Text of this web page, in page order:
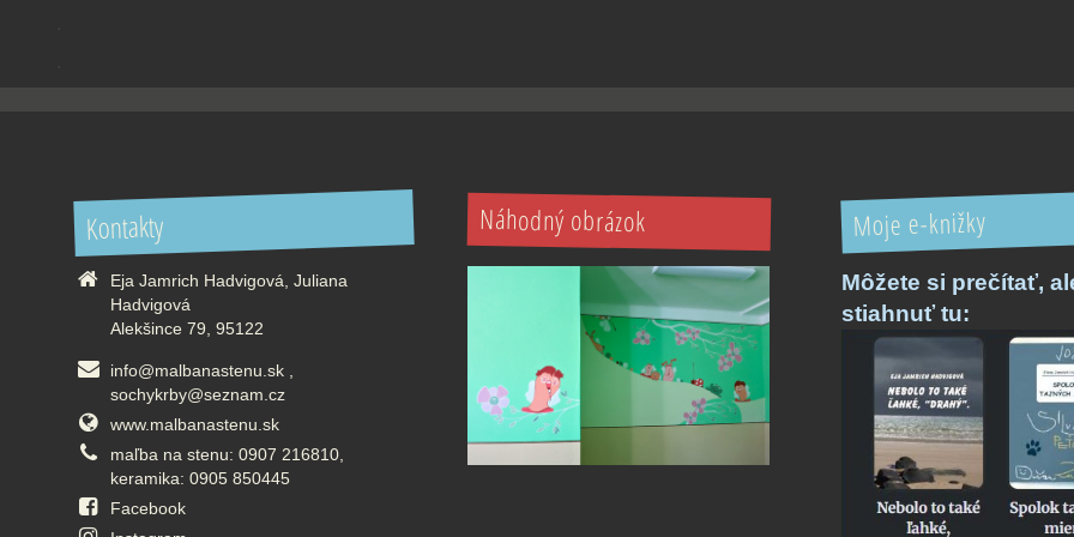
Kontakty
Eja Jamrich Hadvigová, Juliana
Hadvigová
Alekšince 79, 95122
info@malbanastenu.sk ,
sochykrby@seznam.cz
www.malbanastenu.sk
maľba na stenu: 0907 216810,
keramika: 0905 850445
Facebook
Náhodný obrázok Moje e-knižky
Môžete si prečítať,
stiahnuť tu: